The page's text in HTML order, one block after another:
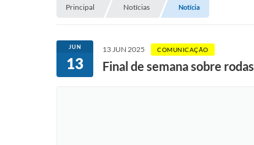
Principal Notícias Notícia
JUN
13
13 JUN 2025 COMUNICAÇÃO
Final de semana sobre rodas